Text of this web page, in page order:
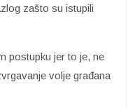
zašto su istupili
postupku jer to je, ne
volje građana